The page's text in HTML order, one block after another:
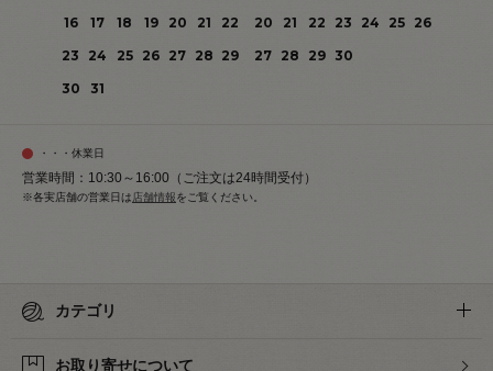
16
17 18 19 20 21
22
23
24 25 26 27 28 29
30
31
20
21 22 23 24 25
26
27 28 29 30
・・・休業日
営業時間：10:30～16:00（ご注文は24時間受付）
※各実店舗の営業日は 店舗情報をご覧ください。
カテゴリ
お取り寄せについて